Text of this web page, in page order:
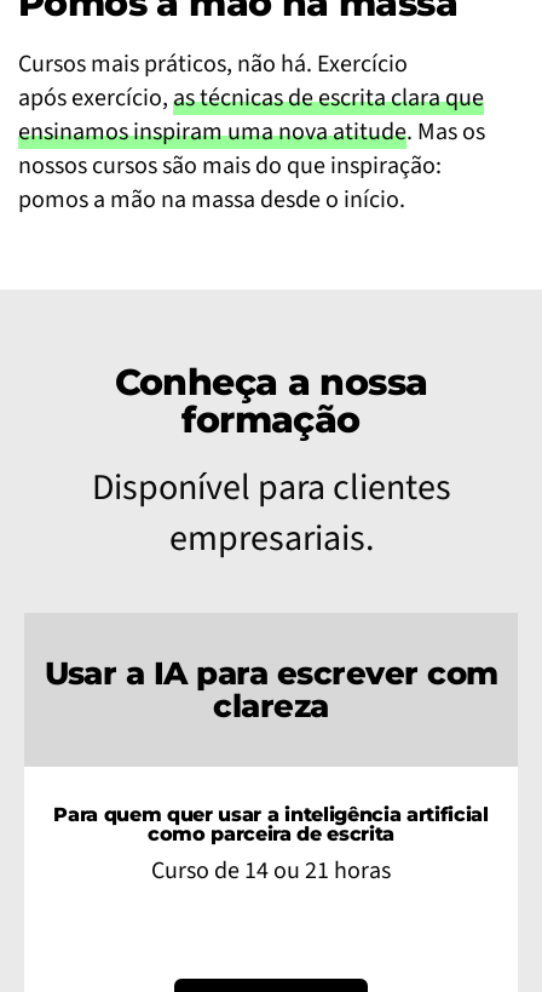
Cursos mais práticos, não há. Exercício
após exercício,as técnicas de escrita clara que
ensinamos inspiram uma nova atitude. Mas os
nossos cursos são mais do que inspiração:
pomos a mão na massa desde o início.
Conheça a nossa
formação
Disponível para clientes
empresariais.
Usar a IA para escrever com
clareza
Para quem quer usar a inteligência artificial
como parceira de escrita
Curso de 14 ou 21 horas